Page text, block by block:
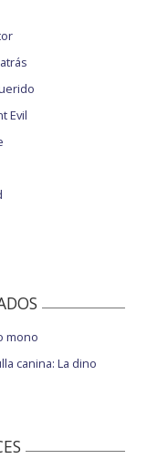
Evil
mono
canina: La dino